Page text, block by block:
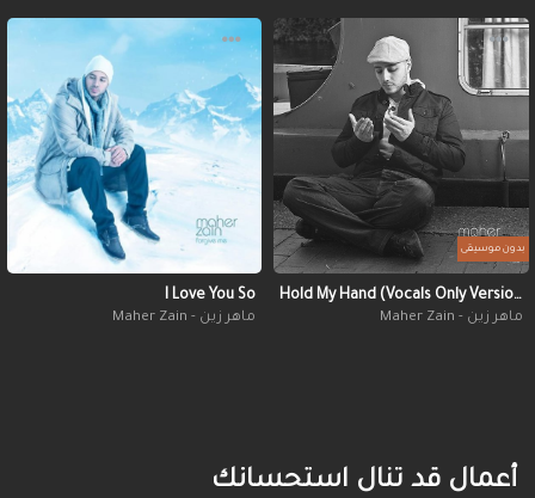
بدون موسيقى
Hold My Hand (Vocals Only Version)
ماهر زين - Maher Zain
I Love You So
ماهر زين - Maher Zain
أعمال قد تنال استحسانك